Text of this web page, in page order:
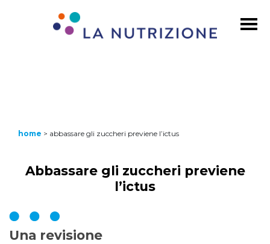
home > abbassare gli zuccheri previene l’ictus
Abbassare gli zuccheri previene
l’ictus
Una revisione